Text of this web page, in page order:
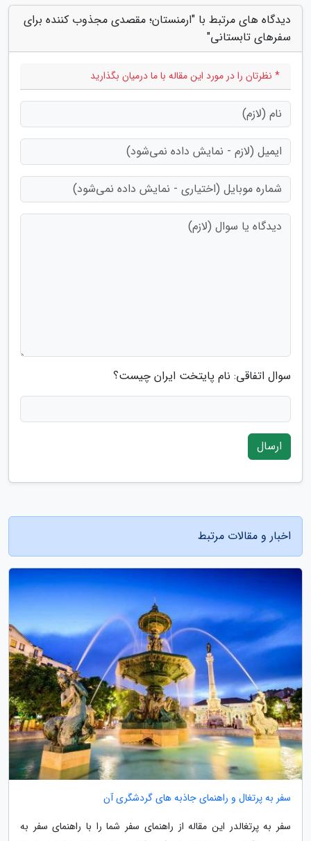
دیدگاه های مرتبط با "ارمنستان؛ مقصدی مجذوب کننده برای
سفرهای تابستانی"
* نظرتان را در مورد این مقاله با ما درمیان بگذارید
سوال اتفاقی: نام پایتخت ایران چیست؟
ارسال
اخبار و مقالات مرتبط
سفر به پرتغال و راهنمای جاذبه های گردشگری آن
سفر به پرتغالدر این مقاله از راهنمای سفر شما را با راهنمای سفر به